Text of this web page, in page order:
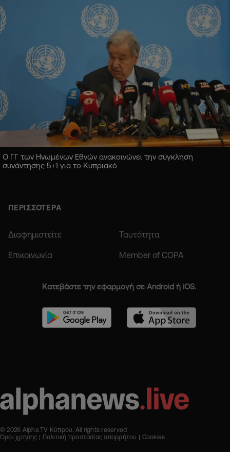
Ο ΓΓ των Ηνωμένων Εθνών ανακοινώνει την σύγκληση
συνάντησης 5+1 για το Κυπριακό
ΠΕΡΙΣΣΟΤΕΡΑ
Διαφημιστείτε Ταυτότητα
Επικοινωνία Member of COPA
Κατεβάστε την εφαρμογή σε Android ή iOS.
© 2026 Alpha TV Κύπρου. All rights reserved
Όροι χρήσης
Πολιτική προστασίας απορρήτου Cookies